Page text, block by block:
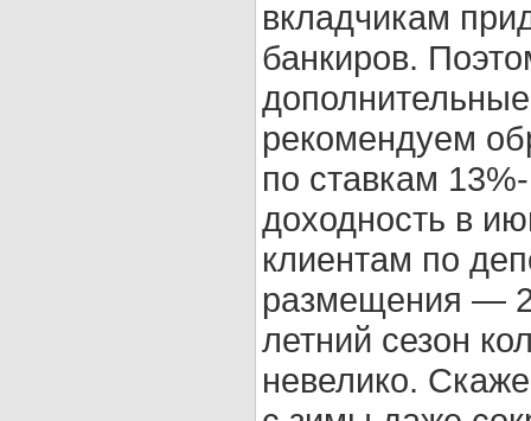
вкладчикам
банкиров.
рекомендуем
по ставкам
доходность в
клиентам по
размещения —
летний сезон
невелико.